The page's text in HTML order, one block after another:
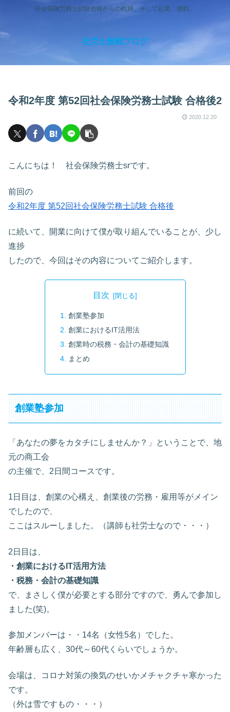
社会保険労務士試験合格からの軌跡、そして起業、挑戦。
社労士挑戦ブログ
令和2年度 第52回社会保険労務士試験 合格後2
2020.12.20
こんにちは！ 社会保険労務士srです。
前回の
令和2年度 第52回社会保険労務士試験 合格後
に続いて、開業に向けて僕が取り組んでいることが、少し
進捗
したので、今回はその内容についてご紹介します。
目次
創業塾参加
創業におけるIT活用法
創業時の税務・会計の基礎知識
まとめ
創業塾参加
「あなたの夢をカタチにしませんか？」ということで、地
元の商工会
の主催で、2日間コースです。
1日目は、創業の心構え、創業後の労務・雇用等がメイン
でしたので、
ここはスルーしました。（講師も社労士なので・・・）
2日目は、
・創業におけるIT活用方法
・税務・会計の基礎知識
で、まさしく僕が必要とする部分ですので、勇んで参加し
ました(笑)。
参加メンバーは・・14名（女性5名）でした。
年齢層も広く、30代～60代くらいでしょうか。
会場は、コロナ対策の換気のせいかメチャクチャ寒かった
です。
（外は雪ですもの・・・）